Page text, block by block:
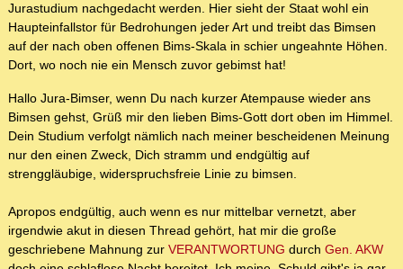
Jurastudium nachgedacht werden. Hier sieht der Staat wohl ein
Haupteinfallstor für Bedrohungen jeder Art und treibt das Bimsen
auf der nach oben offenen Bims-Skala in schier ungeahnte Höhen.
Dort, wo noch nie ein Mensch zuvor gebimst hat!
Hallo Jura-Bimser, wenn Du nach kurzer Atempause wieder ans
Bimsen gehst, Grüß mir den lieben Bims-Gott dort oben im Himmel.
Dein Studium verfolgt nämlich nach meiner bescheidenen Meinung
nur den einen Zweck, Dich stramm und endgültig auf
strenggläubige, widerspruchsfreie Linie zu bimsen.
Apropos endgültig, auch wenn es nur mittelbar vernetzt, aber
irgendwie akut in diesen Thread gehört, hat mir die große
geschriebene Mahnung zur VERANTWORTUNG durch Gen. AKW